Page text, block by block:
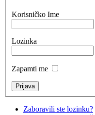
Korisničko Ime
Lozinka
Zapamti me
Zaboravili ste lozinku?